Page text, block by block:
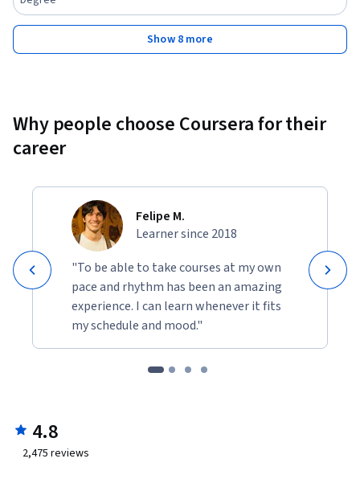
Show 8 more
Why people choose Coursera for their
career
Felipe M.
Learner since 2018
"To be able to take courses at my own
pace and rhythm has been an amazing
experience. I can learn whenever it fits
my schedule and mood."
4.8
2,475 reviews